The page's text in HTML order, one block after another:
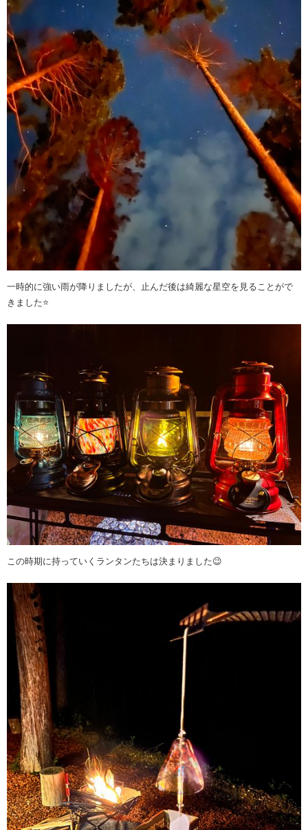
一時的に強い雨が降りましたが、止んだ後は綺麗な星空を見ることがで
きました⭐️
この時期に持っていくランタンたちは決まりました😉